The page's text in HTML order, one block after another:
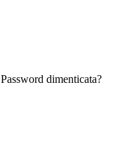
Password dimenticata?